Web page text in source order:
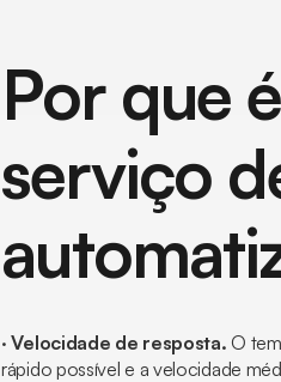
Por que
serviço
·Velocidade de resposta. O
rápido possível e a velocidade